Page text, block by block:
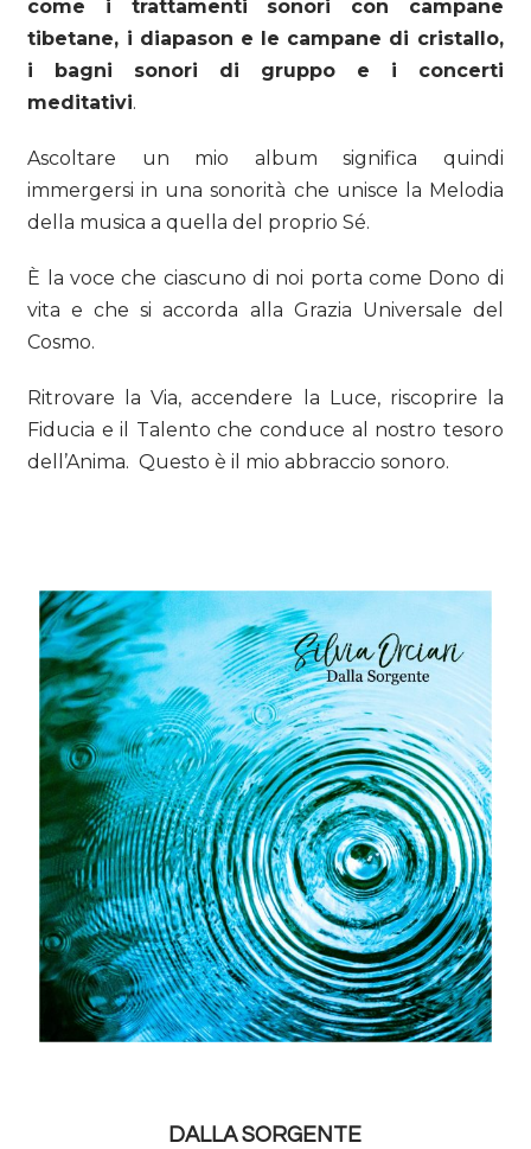
come i trattamenti sonori con campane
tibetane, i diapason e le campane di cristallo,
i bagni sonori di gruppo e i concerti
meditativi.
Ascoltare un mio album significa quindi
immergersi in una sonorità che unisce la Melodia
della musica a quella del proprio Sé.
È la voce che ciascuno di noi porta come Dono di
vita e che si accorda alla Grazia Universale del
Cosmo.
Ritrovare la Via, accendere la Luce, riscoprire la
Fiducia e il Talento che conduce al nostro tesoro
dell’Anima. Questo è il mio abbraccio sonoro.
DALLA SORGENTE